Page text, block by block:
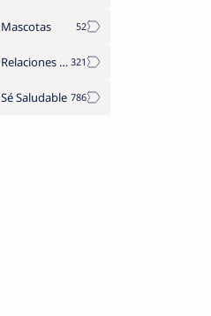
Mascotas
Relaciones de Parejas
Sé Saludable